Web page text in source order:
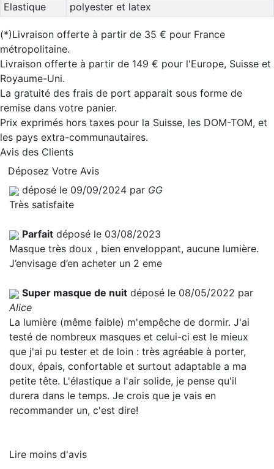
Elastique
polyester et latex
(*)Livraison offerte à partir de 35 € pour France
métropolitaine.
Livraison offerte à partir de 149 € pour l'Europe, Suisse et
Royaume-Uni.
La gratuité des frais de port apparait sous forme de
remise dans votre panier.
Prix exprimés hors taxes pour la Suisse, les DOM-TOM, et
les pays extra-communautaires.
Avis des Clients
Déposez Votre Avis
déposé le 09/09/2024 par GG
Très satisfaite
Parfait déposé le 03/08/2023
Masque très doux , bien enveloppant, aucune lumière.
J’envisage d’en acheter un 2 eme
Super masque de nuit déposé le 08/05/2022 par
Alice
La lumière (même faible) m'empêche de dormir. J'ai
testé de nombreux masques et celui-ci est le mieux
que j'ai pu tester et de loin : très agréable à porter,
doux, épais, confortable et surtout adaptable a ma
petite tête. L'élastique a l'air solide, je pense qu'il
durera dans le temps. Je crois que je vais en
recommander un, c'est dire!
Lire moins d'avis